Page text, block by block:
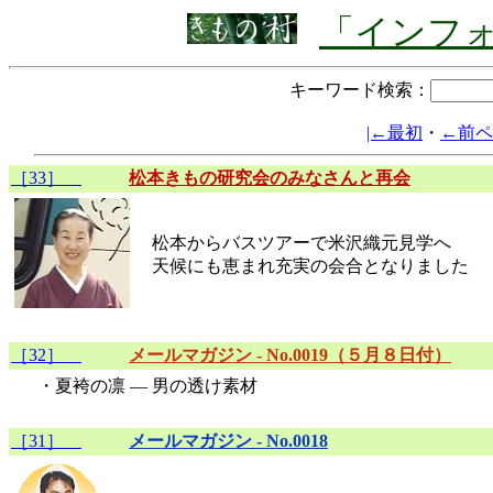
「インフ
キーワード検索：
|←最初 ・ ←前
［33］ 松本きもの研究会のみなさんと再会
松本からバスツアーで米沢織元見学へ
天候にも恵まれ充実の会合となりました
［32］
メールマガジン - No.0019（５月８日付）
・夏袴の凛 ― 男の透け素材
［31］ メールマガジン - No.0018